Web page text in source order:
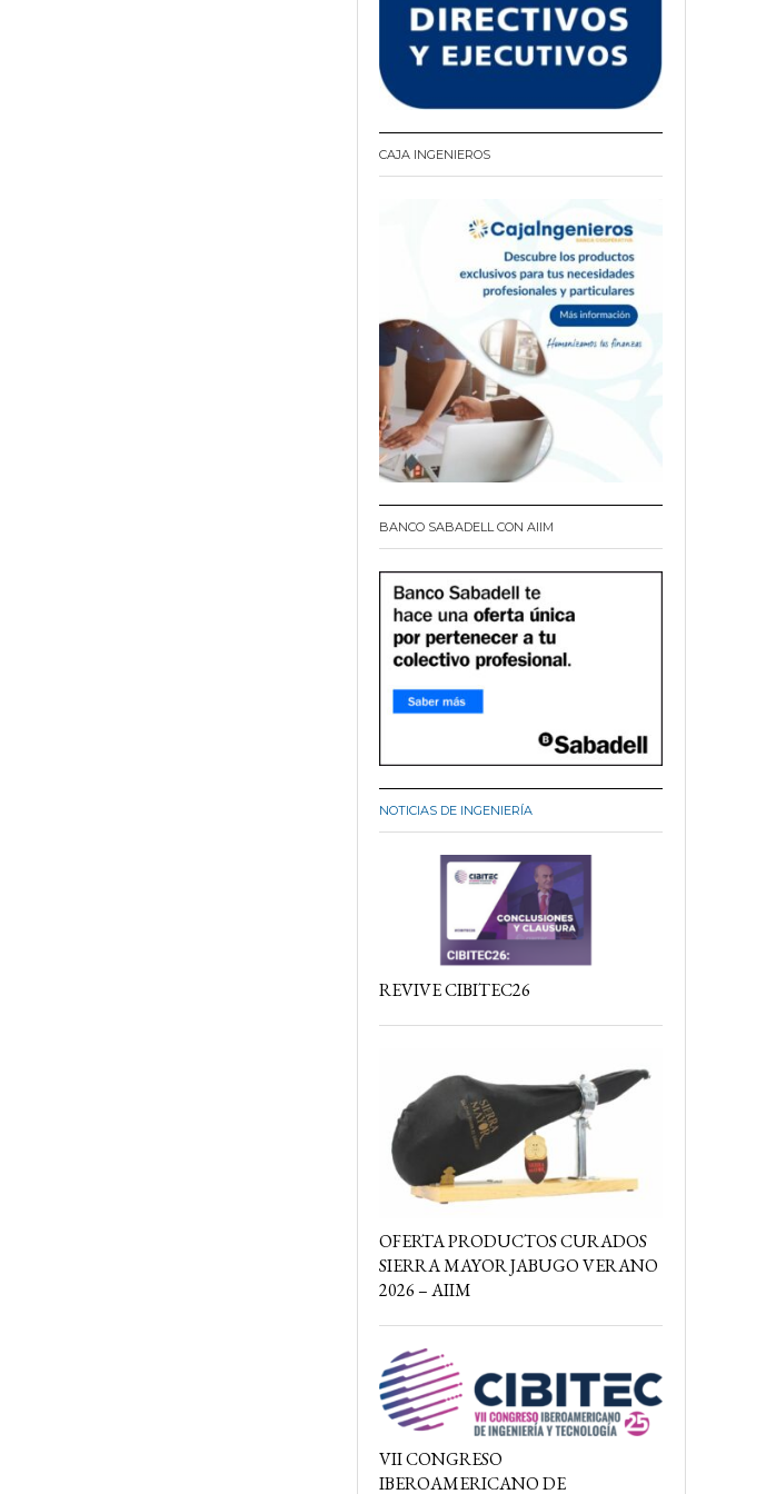
CAJA INGENIEROS
BANCO SABADELL CON AIIM
NOTICIAS DE INGENIERÍA
REVIVE CIBITEC26
OFERTA PRODUCTOS CURADOS
SIERRA MAYOR JABUGO VERANO
2026 – AIIM
VII CONGRESO
IBEROAMERICANO DE